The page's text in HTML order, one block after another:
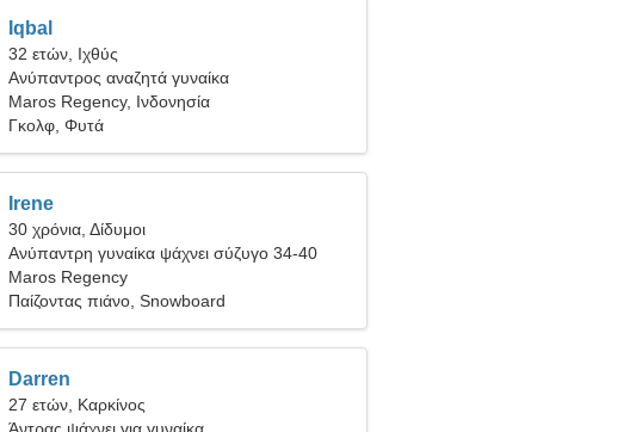
Iqbal
32 ετών, Ιχθύς
Ανύπαντρος αναζητά γυναίκα
Maros Regency, Ινδονησία
Γκολφ, Φυτά
Irene
30 χρόνια, Δίδυμοι
Ανύπαντρη γυναίκα ψάχνει σύζυγο 34-40
Maros Regency
Παίζοντας πιάνο, Snowboard
Darren
27 ετών, Καρκίνος